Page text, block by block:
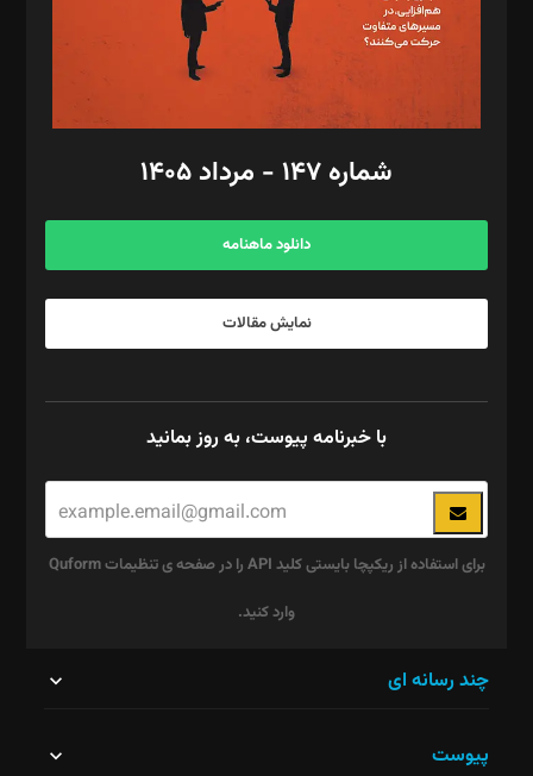
فیلمبرداری و عکاسی: امیر شفیعی، مانی لطفی زاده
گرافیک و صفحه‌آرایی: سید‌سبحان‌علی ثابت
مد‌یر توسعه تجاری: کامبیز برید‌
امور مالی: شاپور رهبری، محمد‌ کاظمی‌نیا
آگهی و مشترکین: ۰۹۱۹۹۹۹۰۴۵۴
شماره ۱۴۷ - مرداد ۱۴۰۵
دانلود ماهنامه
نمایش مقالات
با خبرنامه پیوست، به روز بمانید
برای استفاده از ریکپچا بایستی کلید API را در صفحه ی تنظیمات Quform
وارد کنید.
نباید
چند رسانه ای
پیوست